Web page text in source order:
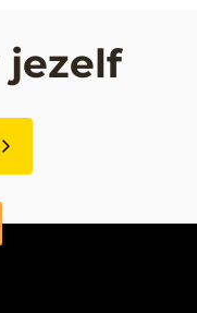
jezelf